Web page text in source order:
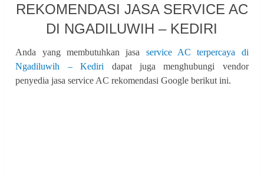
REKOMENDASI JASA SERVICE AC
DI NGADILUWIH – KEDIRI
Anda yang membutuhkan jasa service AC terpercaya di
Ngadiluwih – Kediri dapat juga menghubungi vendor
penyedia jasa service AC rekomendasi Google berikut ini.